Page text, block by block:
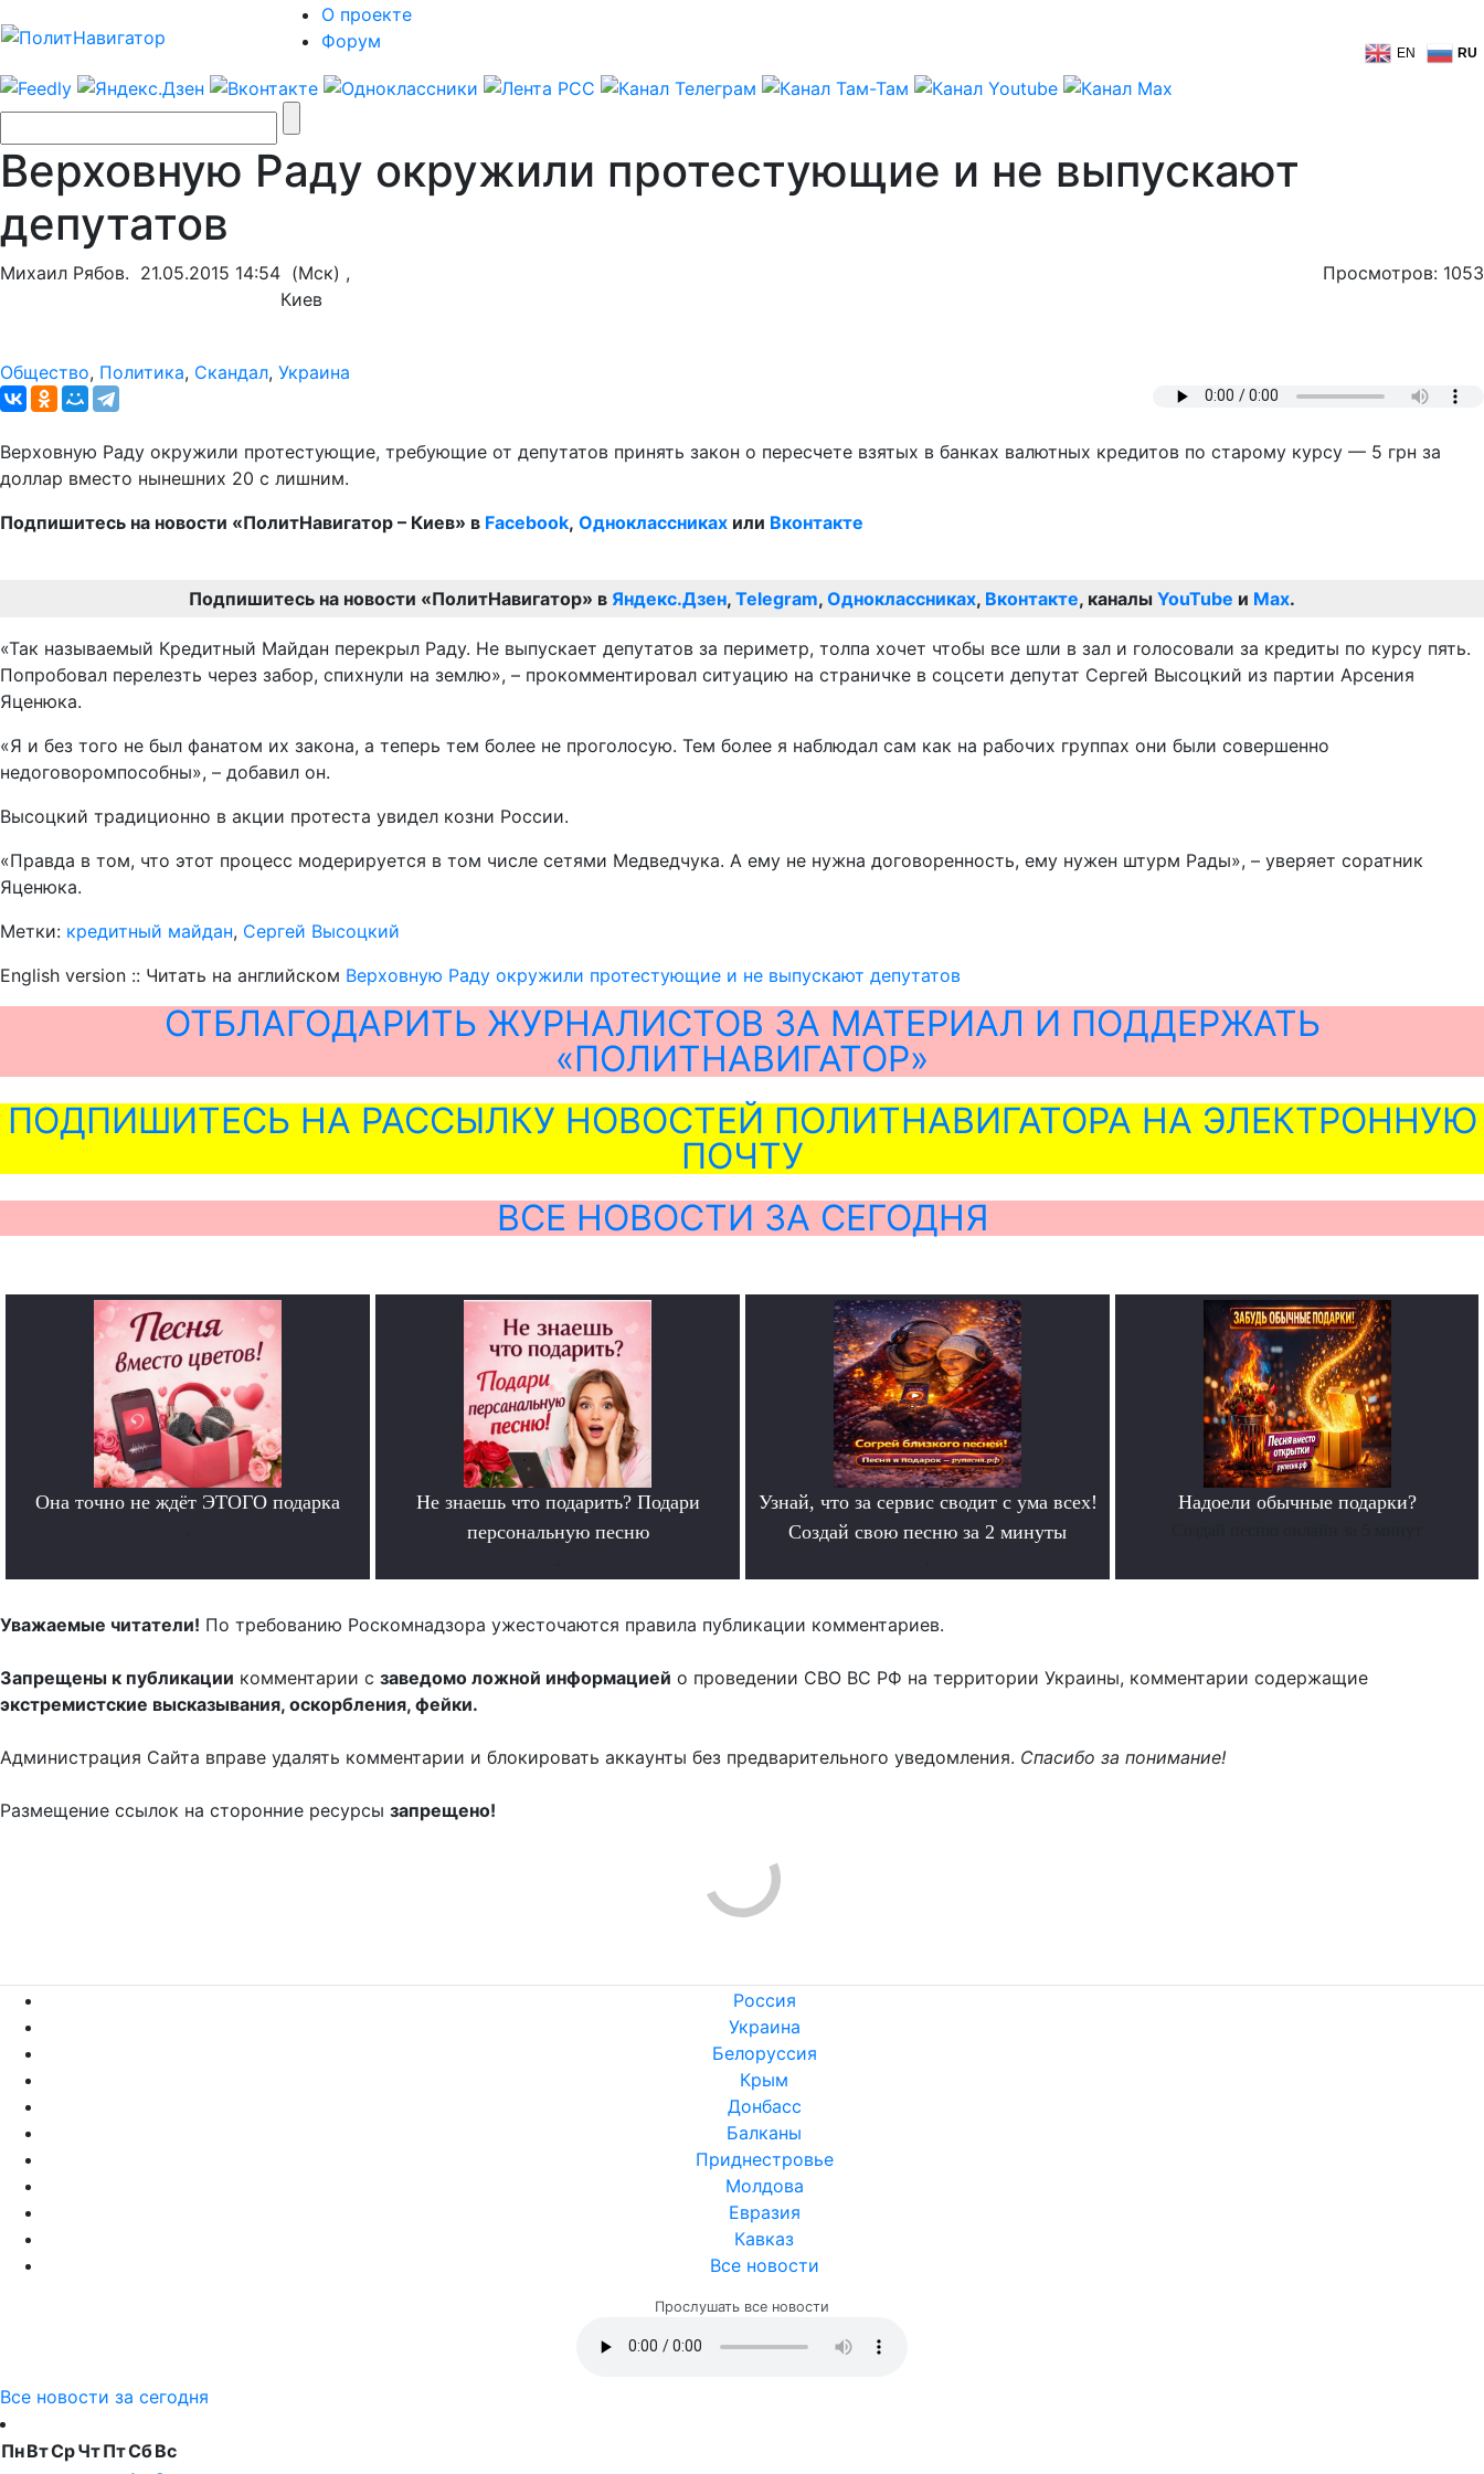
О проекте
Форум
EN RU
Верховную Раду окружили протестующие и не выпускают
депутатов
Михаил Рябов. 21.05.2015 14:54 (Мск) ,
Киев
Просмотров: 1053
Общество, Политика, Скандал, Украина
Верховную Раду окружили протестующие, требующие от депутатов принять закон о пересчете взятых в банках валютных кредитов по старому курсу — 5 грн за
доллар вместо нынешних 20 с лишним.
Подпишитесь на новости «ПолитНавигатор – Киев» в Facebook, Одноклассниках или Вконтакте
Подпишитесь на новости «ПолитНавигатор» в Яндекс.Дзен, Telegram, Одноклассниках, Вконтакте, каналы YouTube и Max.
«Так называемый Кредитный Майдан перекрыл Раду. Не выпускает депутатов за периметр, толпа хочет чтобы все шли в зал и голосовали за кредиты по курсу пять.
Попробовал перелезть через забор, спихнули на землю», – прокомментировал ситуацию на страничке в соцсети депутат Сергей Высоцкий из партии Арсения
Яценюка.
«Я и без того не был фанатом их закона, а теперь тем более не проголосую. Тем более я наблюдал сам как на рабочих группах они были совершенно
недоговоромпособны», – добавил он.
Высоцкий традиционно в акции протеста увидел козни России.
«Правда в том, что этот процесс модерируется в том числе сетями Медведчука. А ему не нужна договоренность, ему нужен штурм Рады», – уверяет соратник
Яценюка.
Метки: кредитный майдан, Сергей Высоцкий
English version :: Читать на английском Верховную Раду окружили протестующие и не выпускают депутатов
ОТБЛАГОДАРИТЬ ЖУРНАЛИСТОВ ЗА МАТЕРИАЛ И ПОДДЕРЖАТЬ
«ПОЛИТНАВИГАТОР»
ПОДПИШИТЕСЬ НА РАССЫЛКУ НОВОСТЕЙ ПОЛИТНАВИГАТОРА НА ЭЛЕКТРОННУЮ
ПОЧТУ
ВСЕ НОВОСТИ ЗА СЕГОДНЯ
Она точно не ждёт ЭТОГО подарка
Не знаешь что подарить? Подари
персональную песню
Узнай, что за сервис сводит с ума всех!
Создай свою песню за 2 минуты
Надоели обычные подарки?
Уважаемые читатели! По требованию Роскомнадзора ужесточаются правила публикации комментариев.
Запрещены к публикации комментарии с заведомо ложной информацией о проведении СВО ВС РФ на территории Украины, комментарии содержащие
экстремистские высказывания, оскорбления, фейки.
Администрация Сайта вправе удалять комментарии и блокировать аккаунты без предварительного уведомления. Спасибо за понимание!
Размещение ссылок на сторонние ресурсы запрещено!
Россия
Украина
Белоруссия
Крым
Донбасс
Балканы
Приднестровье
Молдова
Евразия
Кавказ
Все новости
Прослушать все новости
Все новости за сегодня
ПнВтСрЧтПтСбВс